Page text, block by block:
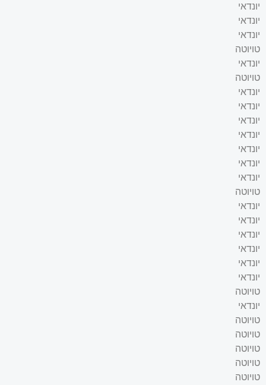
יונדאי
יונדאי
יונדאי
טויוטה
יונדאי
טויוטה
יונדאי
יונדאי
יונדאי
יונדאי
יונדאי
יונדאי
יונדאי
טויוטה
יונדאי
יונדאי
יונדאי
יונדאי
יונדאי
יונדאי
טויוטה
יונדאי
טויוטה
טויוטה
טויוטה
טויוטה
טויוטה